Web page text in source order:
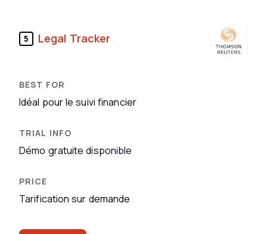
5 Legal Tracker
Idéal pour le suivi financier
Démo gratuite disponible
Tarification sur demande